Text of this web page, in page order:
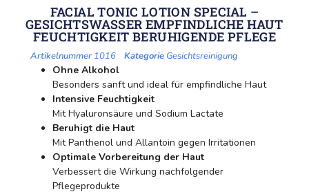
FACIAL TONIC LOTION SPECIAL –
GESICHTSWASSER EMPFINDLICHE HAUT
FEUCHTIGKEIT BERUHIGENDE PFLEGE
1016 Kategorie Gesichtsreinigung
Ohne Alkohol
Besonders sanft und ideal für empfindliche Haut
Intensive Feuchtigkeit
Mit Hyaluronsäure und Sodium Lactate
Beruhigt die Haut
Mit Panthenol und Allantoin gegen Irritationen
Optimale Vorbereitung der Haut
Verbessert die Wirkung nachfolgender
Pflegeprodukte